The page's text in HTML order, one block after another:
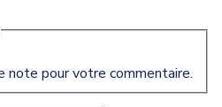
note pour votre commentaire.